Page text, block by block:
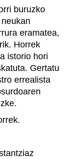
buruzko
eramatea,
Horrek
istorio hori
Gertatu
errealista